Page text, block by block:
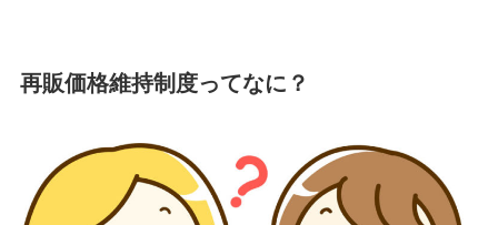
再販価格維持制度ってなに？